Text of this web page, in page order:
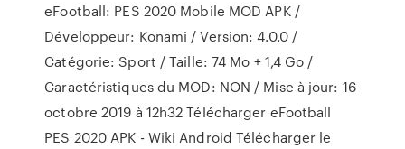
eFootball: PES 2020 Mobile MOD APK /
Développeur: Konami / Version: 4.0.0 /
Catégorie: Sport / Taille: 74 Mo + 1,4 Go /
Caractéristiques du MOD: NON / Mise à jour: 16
octobre 2019 à 12h32 Télécharger eFootball
PES 2020 APK - Wiki Android Télécharger le